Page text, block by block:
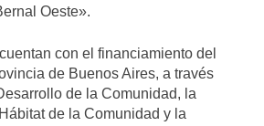
Oeste».
con el financiamiento del
de Buenos Aires, a través
de la Comunidad, la
de la Comunidad y la